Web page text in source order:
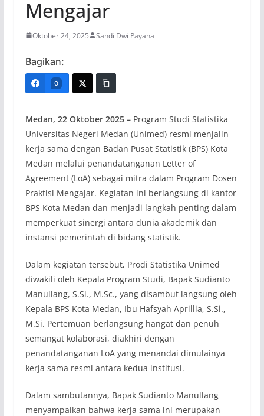
Mengajar
Oktober 24, 2025 Sandi Dwi Payana
Bagikan:
0
Medan, 22 Oktober 2025 –Program Studi Statistika
Universitas Negeri Medan (Unimed) resmi menjalin
kerja sama dengan Badan Pusat Statistik (BPS) Kota
Medan melalui penandatanganan Letter of
Agreement (LoA) sebagai mitra dalam Program Dosen
Praktisi Mengajar. Kegiatan ini berlangsung di kantor
BPS Kota Medan dan menjadi langkah penting dalam
memperkuat sinergi antara dunia akademik dan
instansi pemerintah di bidang statistik.
Dalam kegiatan tersebut, Prodi Statistika Unimed
diwakili oleh Kepala Program Studi, Bapak Sudianto
Manullang, S.Si., M.Sc., yang disambut langsung oleh
Kepala BPS Kota Medan, Ibu Hafsyah Aprillia, S.Si.,
M.Si. Pertemuan berlangsung hangat dan penuh
semangat kolaborasi, diakhiri dengan
penandatanganan LoA yang menandai dimulainya
kerja sama resmi antara kedua institusi.
Dalam sambutannya, Bapak Sudianto Manullang
menyampaikan bahwa kerja sama ini merupakan